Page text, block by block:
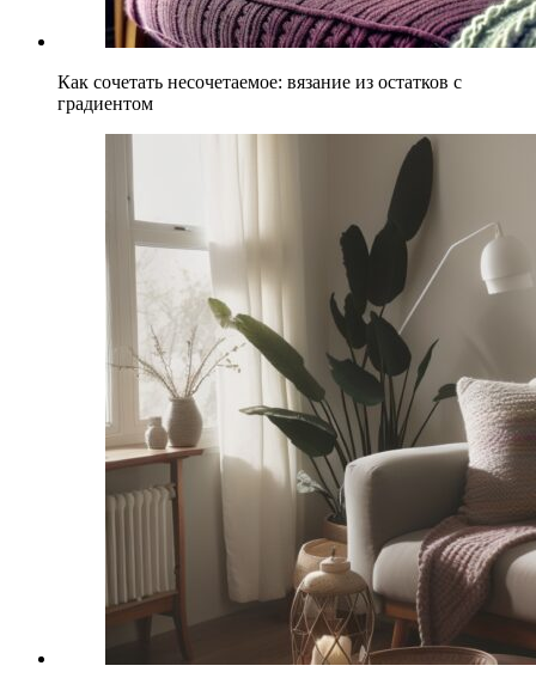
Как сочетать несочетаемое: вязание из остатков с
градиентом